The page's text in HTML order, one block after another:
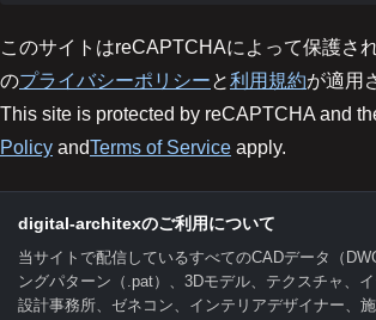
このサイトはreCAPTCHAによって保護さ
のプライバシーポリシーと利用規約が適用
This site is protected by reCAPTCHA and
Policy andTerms of Service apply.
digital-architexのご利用について
当サイトで配信しているすべてのCADデータ（
ングパターン（.pat）、3Dモデル、テクスチャ、
設計事務所、ゼネコン、インテリアデザイナー、